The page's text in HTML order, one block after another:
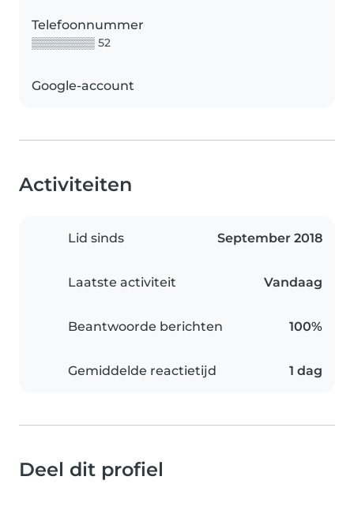
Telefoonnummer
▒▒▒▒▒▒▒▒ 52
Google-account
Activiteiten
Lid sinds September 2018
Laatste activiteit Vandaag
Beantwoorde berichten 100%
Gemiddelde reactietijd 1 dag
Deel dit profiel